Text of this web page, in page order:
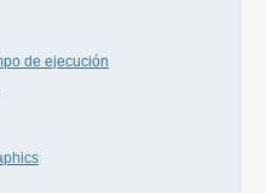
de ejecución